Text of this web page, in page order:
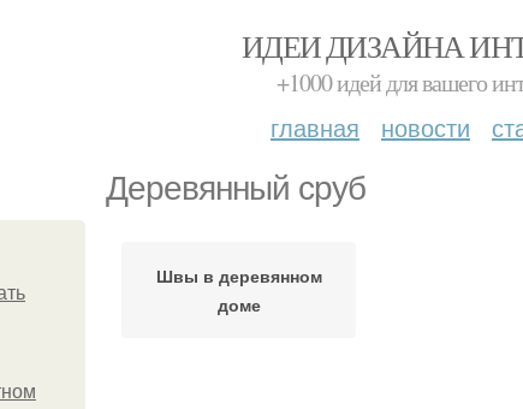
ИДЕИ ДИЗАЙНА
+1000 идей для вашего
главная новости
Деревянный сруб
Швы в деревянном
доме